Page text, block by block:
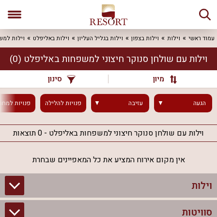
עמוד ראשי וילות וילות בצפון וילות בגליל העליון וילות באליפלט וילות
וילות עם שולחן סנוקר חיצוני למשפחות באליפלט (0)
מיון סינון
הגעה עזיבה פנויותלהלילה פנויות
וילות עם שולחן סנוקר חיצוני למשפחות באליפלט - 0 תוצאות
אין מקום אירוח המציע את כל המאפיינים שבחרת
וילות
סוויטות